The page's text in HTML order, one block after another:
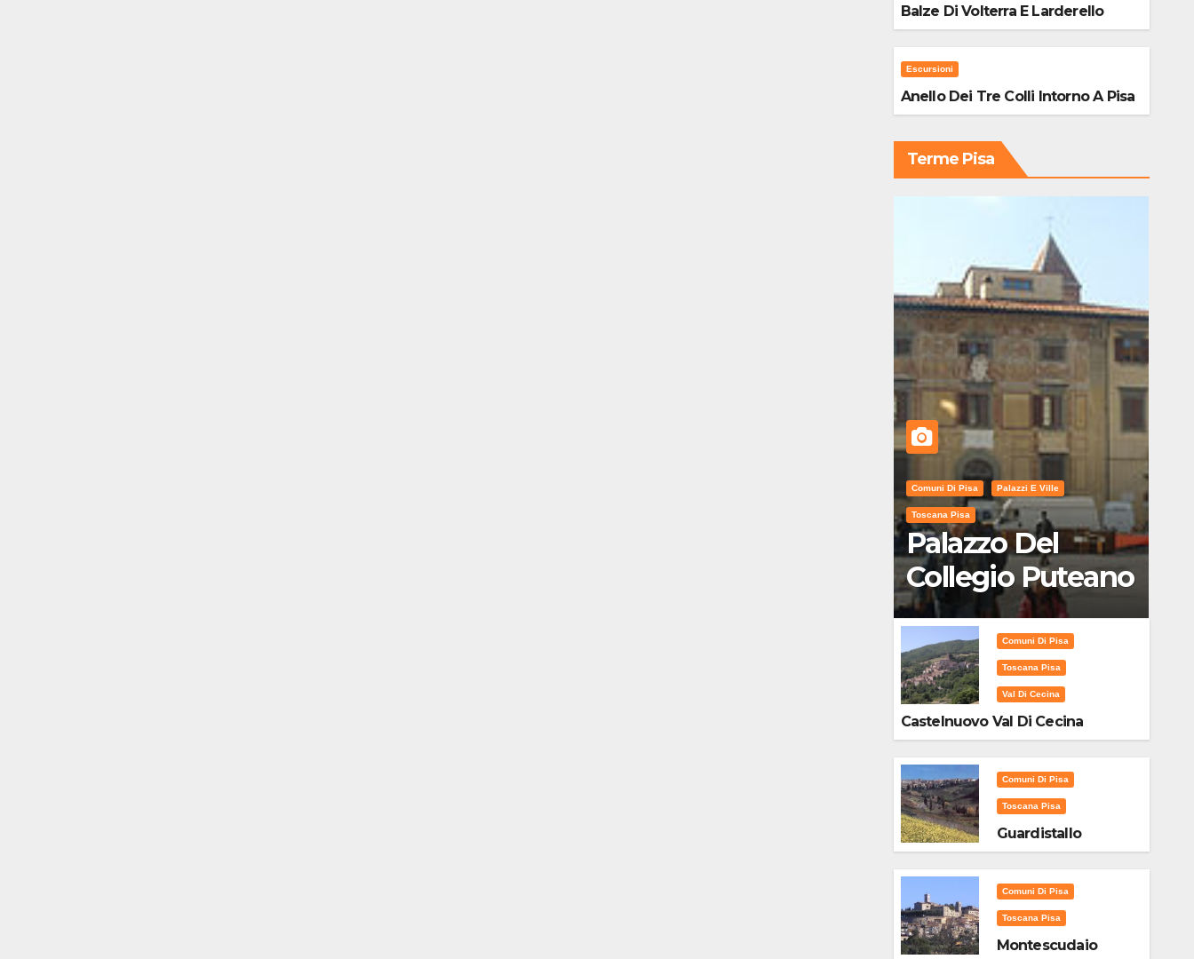
Balze Di Volterra E Larderello
Escursioni
Anello Dei Tre Colli Intorno A Pisa
Terme Pisa
Comuni Di Pisa Palazzi E Ville
Toscana Pisa
Palazzo Del
Collegio Puteano
Comuni Di Pisa
Toscana Pisa
Val Di Cecina
Castelnuovo Val Di Cecina
Comuni Di Pisa
Toscana Pisa
Guardistallo
Comuni Di Pisa
Toscana Pisa
Montescudaio